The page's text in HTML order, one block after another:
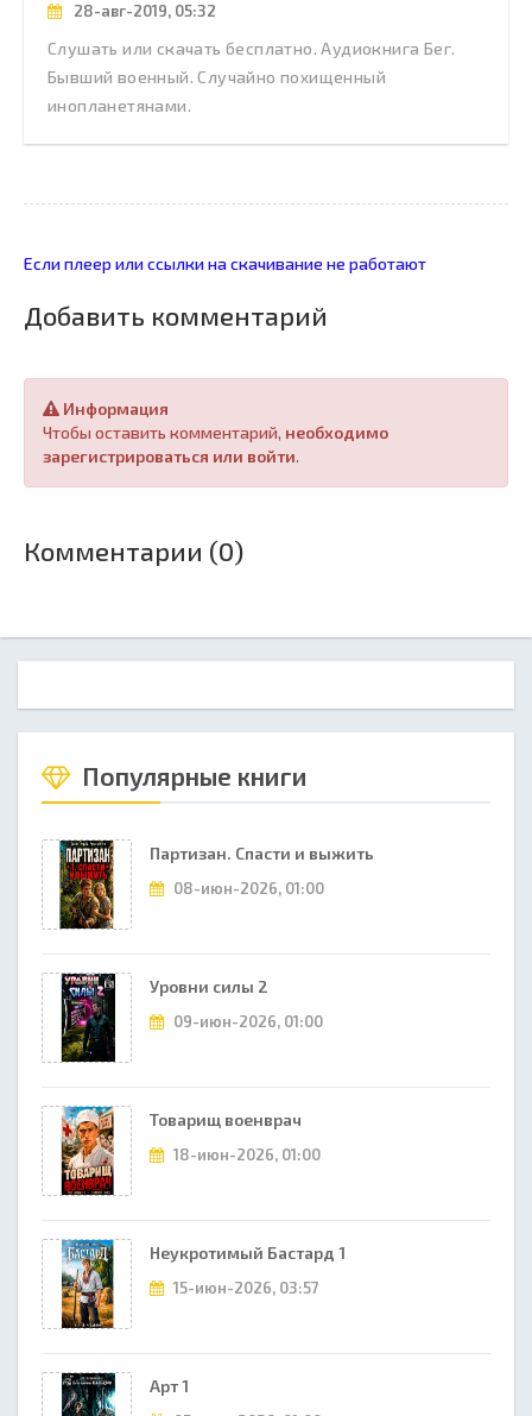
28-авг-2019, 05:32
Слушать или скачать бесплатно. Аудиокнига Бег.
Бывший военный. Случайно похищенный
инопланетянами.
Если плеер или ссылки на скачивание не работают
Добавить комментарий
Информация
Чтобы оставить комментарий, необходимо
зарегистрироваться или войти.
Комментарии (0)
Популярные книги
Партизан. Спасти и выжить
08-июн-2026, 01:00
Уровни силы 2
09-июн-2026, 01:00
Товарищ военврач
18-июн-2026, 01:00
Неукротимый Бастард 1
15-июн-2026, 03:57
Арт 1